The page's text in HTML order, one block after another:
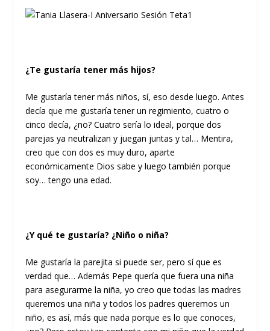
¿Te gustaría tener más hijos?
Me gustaría tener más niños, sí, eso desde luego. Antes
decía que me gustaría tener un regimiento, cuatro o
cinco decía, ¿no? Cuatro sería lo ideal, porque dos
parejas ya neutralizan y juegan juntas y tal… Mentira,
creo que con dos es muy duro, aparte
económicamente Dios sabe y luego también porque
soy… tengo una edad.
¿Y qué te gustaría? ¿Niño o niña?
Me gustaría la parejita si puede ser, pero sí que es
verdad que… Además Pepe quería que fuera una niña
para asegurarme la niña, yo creo que todas las madres
queremos una niña y todos los padres queremos un
niño, es así, más que nada porque es lo que conoces,